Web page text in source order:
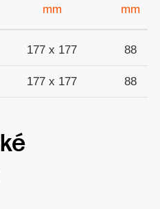
mm mm
177 x 177 88
177 x 177 88